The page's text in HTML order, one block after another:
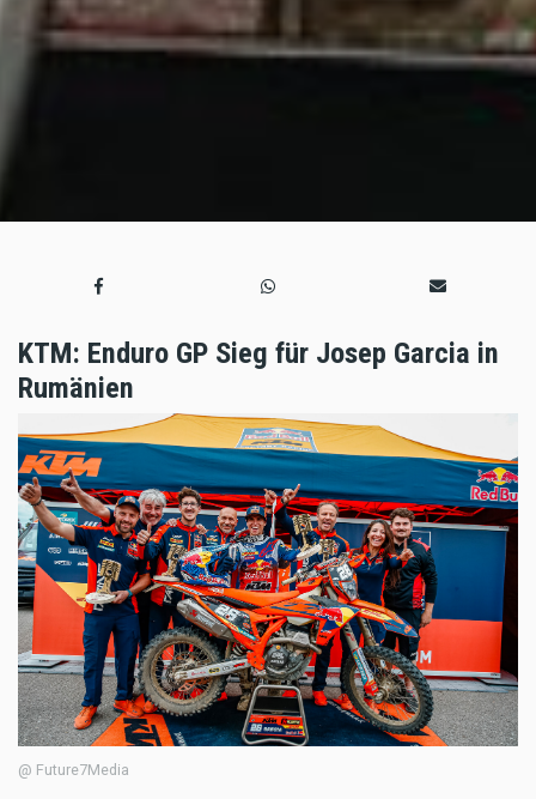
KTM: Enduro GP Sieg für Josep Garcia in
Rumänien
@ Future7Media